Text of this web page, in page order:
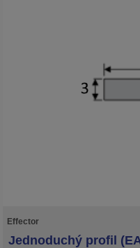
Effector
Jednoduchý profil